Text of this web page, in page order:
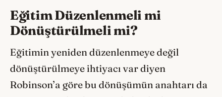
Eğitim Düzenlenmeli mi
Dönüştürülmeli mi?
Eğitimin yeniden düzenlenmeye değil
dönüştürülmeye ihtiyacı var diyen
Robinson’a göre bu dönüşümün anahtarı da